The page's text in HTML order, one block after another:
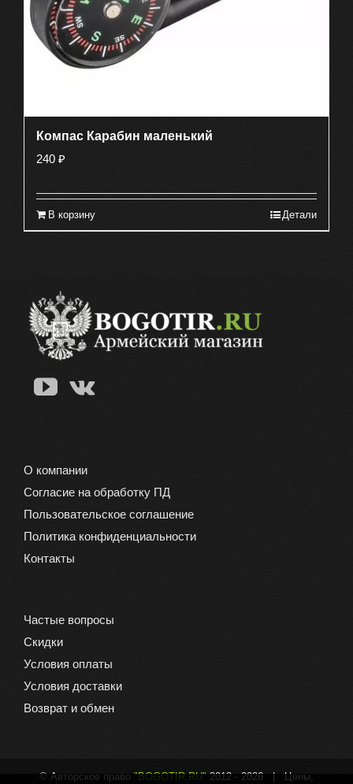
Компас Карабин маленький
240 ₽
В корзину Детали
О компании
Согласие на обработку ПД
Пользовательское соглашение
Политика конфиденциальности
Контакты
Частые вопросы
Скидки
Условия оплаты
Условия доставки
Возврат и обмен
© Авторское право "BOGOTIR.RU" 2012 - 2026 | Цены,